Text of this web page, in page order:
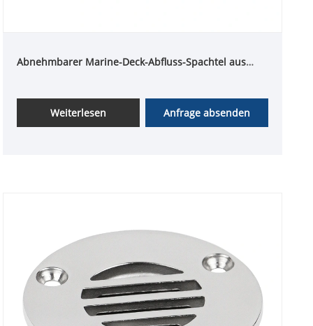
Abnehmbarer Marine-Deck-Abfluss-Spachtel aus
Weiterlesen Anfrage absenden